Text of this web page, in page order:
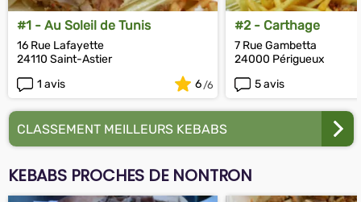
#1 - Au Soleil de Tunis
16 Rue Lafayette
24110 Saint-Astier
1 avis
6
#2 - Carthage
7 Rue Gambetta
24000 Périgueux
5 avis
CLASSEMENT MEILLEURS KEBABS
KEBABS PROCHES DE NONTRON